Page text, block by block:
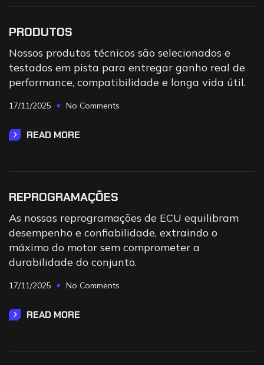
PRODUTOS
Nossos produtos técnicos são selecionados e
testados em pista para entregar ganho real de
performance, compatibilidade e longa vida útil.
17/11/2025 No Comments
READ MORE
REPROGRAMAÇÕES
As nossas reprogramações de ECU equilibram
desempenho e confiabilidade, extraindo o
máximo do motor sem comprometer a
durabilidade do conjunto.
17/11/2025 No Comments
READ MORE